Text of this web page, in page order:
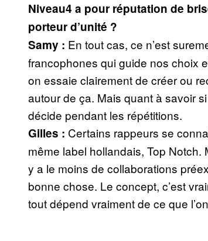
Niveau4 a pour réputation de
porteur d’unité ?
Samy : En tout cas, ce n’est
francophones qui guide nos choix
on essaie clairement de créer ou
autour de ça. Mais quant à savoir
décide pendant les répétitions.
Gilles : Certains rappeurs se
même label hollandais, Top Notch.
y a le moins de collaborations
bonne chose. Le concept, c’est
tout dépend vraiment de ce que